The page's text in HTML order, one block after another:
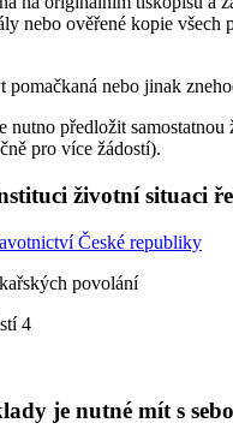
nebo ověřené kopie všech
pomačkaná nebo jinak
nutno předložit samostatnou
pro více žádostí).
životní situaci
České republiky
povolání
4
je nutné mít s